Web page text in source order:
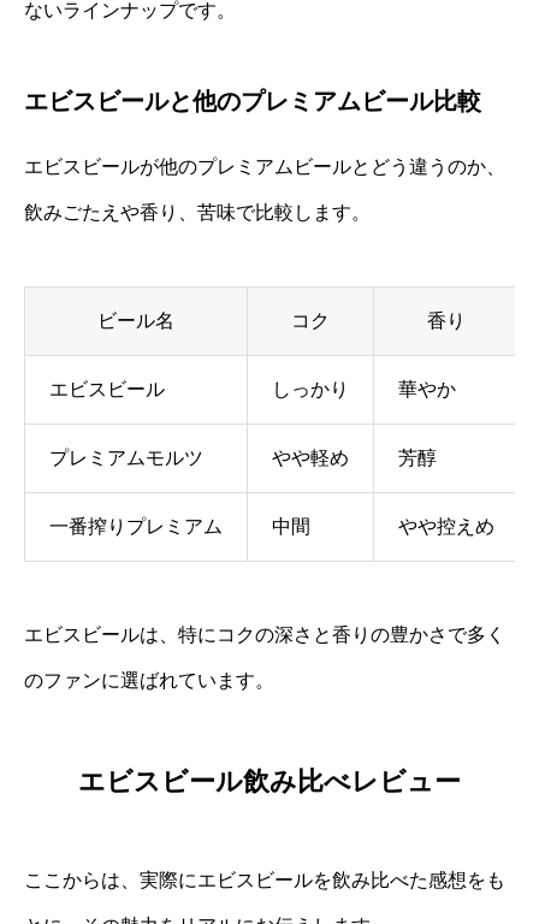
ないラインナップです。
エビスビールと他のプレミアムビール比較
エビスビールが他のプレミアムビールとどう違うのか、
飲みごたえや香り、苦味で比較します。
ビール名 コク 香り
エビスビール しっかり 華やか
プレミアムモルツ やや軽め 芳醇
一番搾りプレミアム 中間 やや控えめ
エビスビールは、特にコクの深さと香りの豊かさで多く
のファンに選ばれています。
エビスビール飲み比べレビュー
ここからは、実際にエビスビールを飲み比べた感想をも